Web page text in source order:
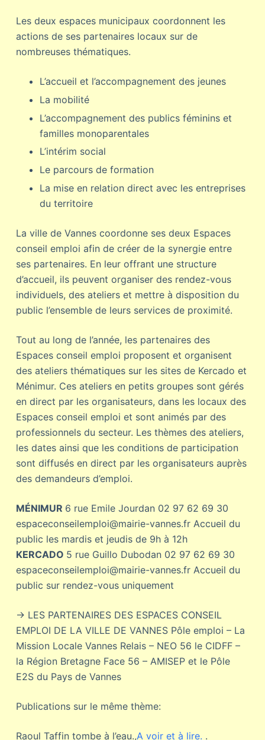
Les deux espaces municipaux coordonnent les
actions de ses partenaires locaux sur de
nombreuses thématiques.
L’accueil et l’accompagnement des jeunes
La mobilité
L’accompagnement des publics féminins et
familles monoparentales
L’intérim social
Le parcours de formation
La mise en relation direct avec les entreprises
du territoire
La ville de Vannes coordonne ses deux Espaces
conseil emploi afin de créer de la synergie entre
ses partenaires. En leur offrant une structure
d’accueil, ils peuvent organiser des rendez-vous
individuels, des ateliers et mettre à disposition du
public l’ensemble de leurs services de proximité.
Tout au long de l’année, les partenaires des
Espaces conseil emploi proposent et organisent
des ateliers thématiques sur les sites de Kercado et
Ménimur. Ces ateliers en petits groupes sont gérés
en direct par les organisateurs, dans les locaux des
Espaces conseil emploi et sont animés par des
professionnels du secteur. Les thèmes des ateliers,
les dates ainsi que les conditions de participation
sont diffusés en direct par les organisateurs auprès
des demandeurs d’emploi.
MÉNIMUR 6 rue Emile Jourdan 02 97 62 69 30
espaceconseilemploi@mairie-vannes.fr Accueil du
public les mardis et jeudis de 9h à 12h
KERCADO 5 rue Guillo Dubodan 02 97 62 69 30
espaceconseilemploi@mairie-vannes.fr Accueil du
public sur rendez-vous uniquement
→ LES PARTENAIRES DES ESPACES CONSEIL
EMPLOI DE LA VILLE DE VANNES Pôle emploi – La
Mission Locale Vannes Relais – NEO 56 le CIDFF –
la Région Bretagne Face 56 – AMISEP et le Pôle
E2S du Pays de Vannes
Publications sur le même thème:
Raoul Taffin tombe à l’eau.,A voir et à lire. .